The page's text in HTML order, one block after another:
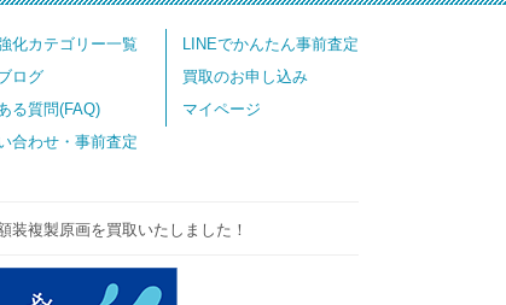
化カテゴリー一覧
ログ
る質問(FAQ)
合わせ・事前査定
LINEでかんたん事前査定
買取のお申し込み
マイページ
装複製原画を買取いたしました！